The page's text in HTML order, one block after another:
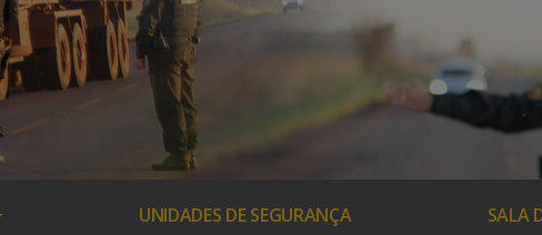
UNIDADES DE SEGURANÇA SALA